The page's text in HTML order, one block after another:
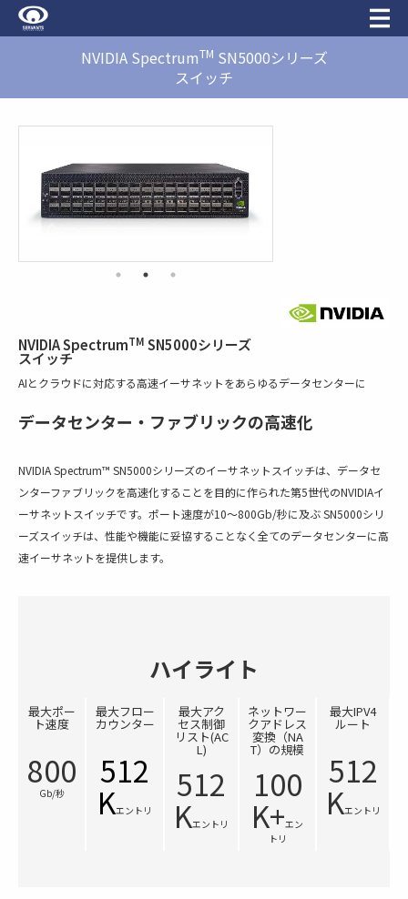
NVIDIA SpectrumTM SN5000シリーズ
スイッチ
NVIDIA SpectrumTM SN5000シリーズ
スイッチ
AIとクラウドに対応する高速イーサネットをあらゆるデータセンターに
データセンター・ファブリックの高速化
NVIDIA Spectrum™ SN5000シリーズのイーサネットスイッチは、データセ
ンターファブリックを高速化することを目的に作られた第5世代のNVIDIAイ
ーサネットスイッチです。ポート速度が10～800Gb/秒に及ぶ SN5000シリ
ーズスイッチは、性能や機能に妥協することなく全てのデータセンターに高
速イーサネットを提供します。
ハイライト
最大ポー
ト速度
800
Gb/秒
最大フロー
カウンター
512
Kエントリ
最大アク
セス制御
リスト(AC
L)
512
Kエントリ
ネットワー
クアドレス
変換（NA
T）の規模
100
K+エン
トリ
最大IPV4
ルート
512
Kエントリ